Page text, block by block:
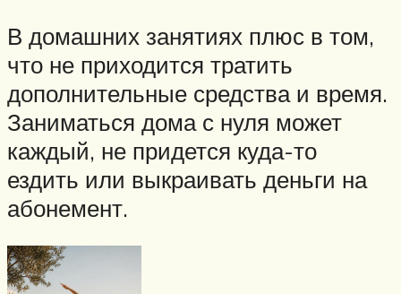
В домашних занятиях плюс в том,
что не приходится тратить
дополнительные средства и время.
Заниматься дома с нуля может
каждый, не придется куда-то
ездить или выкраивать деньги на
абонемент.